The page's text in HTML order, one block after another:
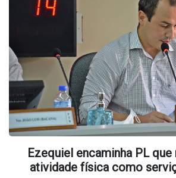
Ezequiel encaminha PL
atividade física como